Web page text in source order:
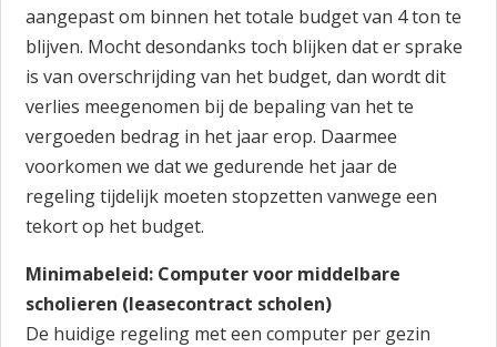
aangepast om binnen het totale budget van 4 ton te
blijven. Mocht desondanks toch blijken dat er sprake
is van overschrijding van het budget, dan wordt dit
verlies meegenomen bij de bepaling van het te
vergoeden bedrag in het jaar erop. Daarmee
voorkomen we dat we gedurende het jaar de
regeling tijdelijk moeten stopzetten vanwege een
tekort op het budget.
Minimabeleid: Computer voor middelbare
scholieren (leasecontract scholen)
De huidige regeling met een computer per gezin